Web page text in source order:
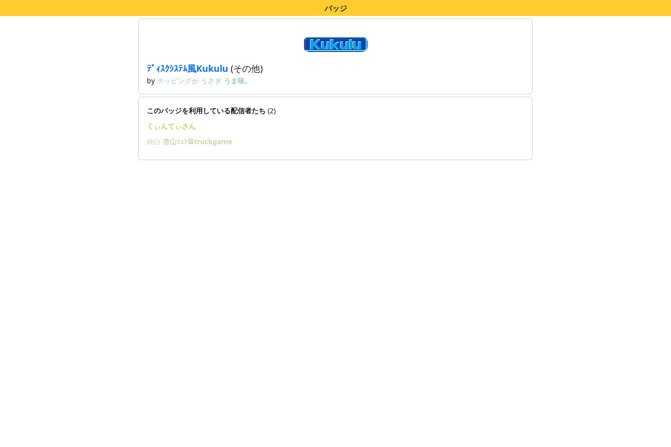
バッジ
ﾃﾞｨｽｸｼｽﾃﾑ風Kukulu (その他)
by ホッピングが うさぎ うま味。
このバッジを利用している配信者たち (2)
くぃんてぃさん
純白 杏山ｼｭﾝ＠truckgame